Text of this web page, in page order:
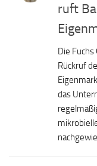
ruft
Die
Rückruf
das